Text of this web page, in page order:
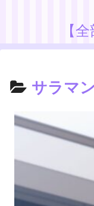
【
サラマ